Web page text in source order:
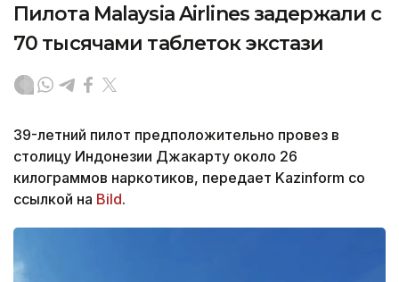
Пилота Malaysia Airlines задержали с
70 тысячами таблеток экстази
39-летний пилот предположительно провез в
столицу Индонезии Джакарту около 26
килограммов наркотиков, передает Kazinform со
ссылкой на Bild.